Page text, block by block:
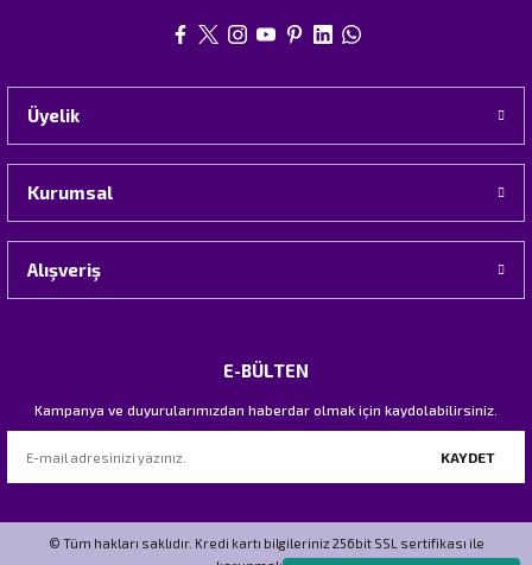
Üyelik
Kurumsal
Alışveriş
E-BÜLTEN
Kampanya ve duyurularımızdan haberdar olmak için kaydolabilirsiniz.
KAYDET
© Tüm hakları saklıdır. Kredi kartı bilgileriniz 256bit SSL sertifikası ile